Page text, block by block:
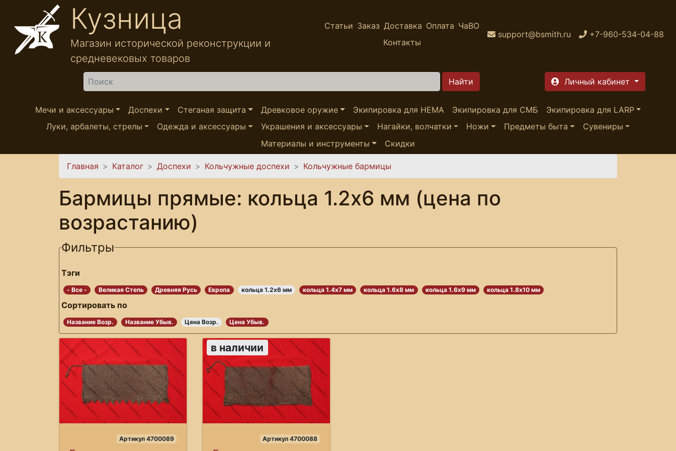
Перейти к основному содержанию
Кузница
Магазин исторической реконструкции и
средневековых товаров
Статьи Заказ Доставка Оплата ЧаВО
Контакты
support@bsmith.ru +7-960-534-04-88
Найти Личный кабинет
Мечи и аксессуары Доспехи Стеганая защита Древковое оружие Экипировка для HEMA Экипировка для СМБ
Экипировка для LARP
Луки, арбалеты, стрелы
Одежда и аксессуары Украшения и аксессуары Нагайки, волчатки Ножи Предметы быта
Сувениры
Материалы и инструменты
Скидки
Вы здесь
Главная Каталог Доспехи Кольчужные доспехи Кольчужные бармицы
Бармицы прямые: кольца 1.2х6 мм (цена по
возрастанию)
Фильтры
Тэги
- Все - Великая Степь Древняя Русь Европа кольца 1.2х6 мм кольца 1.4х7 мм кольца 1.6х8 мм кольца 1.6х9 мм кольца 1.8х10 мм
Сортировать по
Название Возр. Название Убыв. Цена Возр. Цена Убыв.
Артикул 4700089
в наличии
Артикул 4700088